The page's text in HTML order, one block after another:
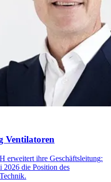
Ventilatoren
erweitert ihre Geschäftsleitung:
2026 die Position des